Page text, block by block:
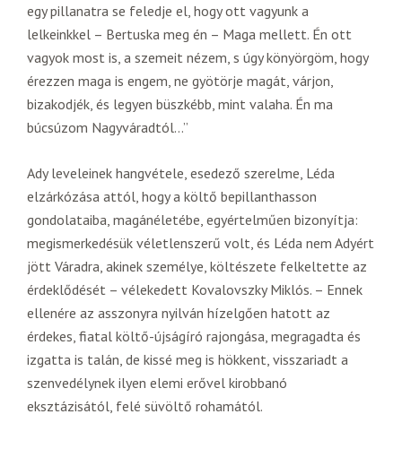
egy pillanatra se feledje el, hogy ott vagyunk a
lelkeinkkel – Bertuska meg én – Maga mellett. Én ott
vagyok most is, a szemeit nézem, s úgy könyörgöm, hogy
érezzen maga is engem, ne gyötörje magát, várjon,
bizakodjék, és legyen büszkébb, mint valaha. Én ma
búcsúzom Nagyváradtól…”
Ady leveleinek hangvétele, esedező szerelme, Léda
elzárkózása attól, hogy a költő bepillanthasson
gondolataiba, magánéletébe, egyértelműen bizonyítja:
megismerkedésük véletlenszerű volt, és Léda nem Adyért
jött Váradra, akinek személye, költészete felkeltette az
érdeklődését – vélekedett Kovalovszky Miklós. – Ennek
ellenére az asszonyra nyilván hízelgően hatott az
érdekes, fiatal költő-újságíró rajongása, megragadta és
izgatta is talán, de kissé meg is hökkent, visszariadt a
szenvedélynek ilyen elemi erővel kirobbanó
eksztázisától, felé süvöltő rohamától.